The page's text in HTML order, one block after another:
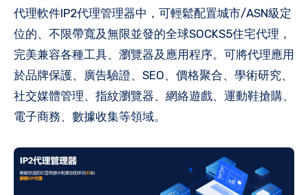
代理軟件IP2代理管理器中，可輕鬆配置城市/ASN級定
位的、不限帶寬及無限並發的全球SOCKS5住宅代理，
完美兼容各種工具、瀏覽器及應用程序。可將代理應用
於品牌保護、廣告驗證、SEO、價格聚合、學術研究、
社交媒體管理、指紋瀏覽器、網絡遊戲、運動鞋搶購、
電子商務、數據收集等領域。